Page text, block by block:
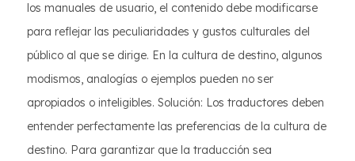
los manuales de usuario, el contenido debe modificarse
para reflejar las peculiaridades y gustos culturales del
público al que se dirige. En la cultura de destino, algunos
modismos, analogías o ejemplos pueden no ser
apropiados o inteligibles. Solución: Los traductores deben
entender perfectamente las preferencias de la cultura de
destino. Para garantizar que la traducción sea